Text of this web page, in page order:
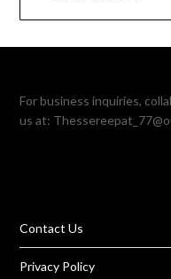
For business inquiries,
us at:
Contact Us
Privacy Policy